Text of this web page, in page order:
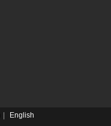
English